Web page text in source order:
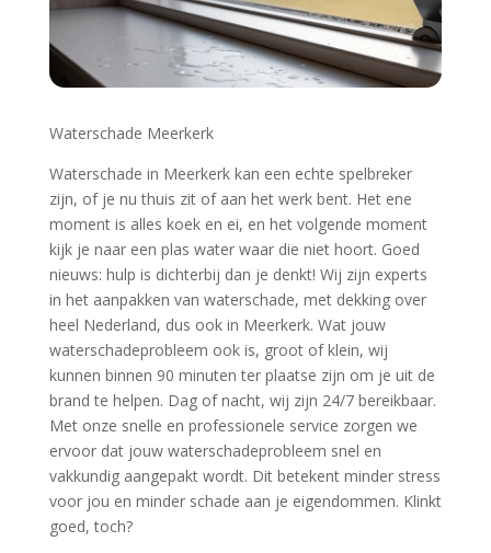
Waterschade Meerkerk
Waterschade in Meerkerk kan een echte spelbreker
zijn, of je nu thuis zit of aan het werk bent.​ Het ene
moment is alles koek en ei, en het volgende moment
kijk je naar een plas water waar die niet hoort.​ Goed
nieuws: hulp is dichterbij dan je denkt! Wij zijn experts
in het aanpakken van waterschade, met dekking over
heel Nederland, dus ook in Meerkerk.​ Wat jouw
waterschadeprobleem ook is, groot of klein, wij
kunnen binnen 90 minuten ter plaatse zijn om je uit de
brand te helpen.​ Dag of nacht, wij zijn 24/7 bereikbaar.​
Met onze snelle en professionele service zorgen we
ervoor dat jouw waterschadeprobleem snel en
vakkundig aangepakt wordt.​ Dit betekent minder stress
voor jou en minder schade aan je eigendommen.​ Klinkt
goed, toch?